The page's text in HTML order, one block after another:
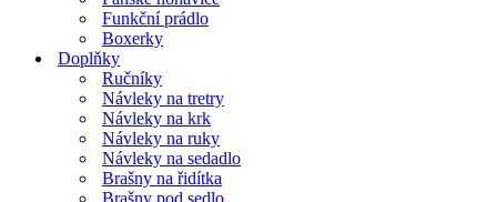
Funkční prádlo
Boxerky
Doplňky
Ručníky
Návleky na tretry
Návleky na krk
Návleky na ruky
Návleky na sedadlo
Brašny na řidítka